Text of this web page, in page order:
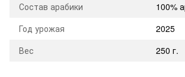
Состав арабики
100%
Год урожая
2025
Вес
250 г.